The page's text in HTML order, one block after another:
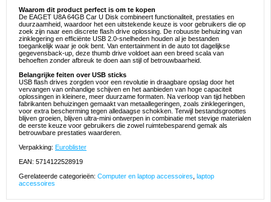
Waarom dit product perfect is om te kopen
De EAGET U8A 64GB Car U Disk combineert functionaliteit, prestaties en
duurzaamheid, waardoor het een uitstekende keuze is voor gebruikers die op
zoek zijn naar een discrete flash drive oplossing. De robuuste behuizing van
zinklegering en efficiënte USB 2.0-snelheden houden al je bestanden
toegankelijk waar je ook bent. Van entertainment in de auto tot dagelijkse
gegevensback-up, deze thumb drive voldoet aan een breed scala van
behoeften zonder afbreuk te doen aan stijl of betrouwbaarheid.
Belangrijke feiten over USB sticks
USB flash drives zorgden voor een revolutie in draagbare opslag door het
vervangen van onhandige schijven en het aanbieden van hoge capaciteit
oplossingen in kleinere, meer duurzame formaten. Na verloop van tijd hebben
fabrikanten behuizingen gemaakt van metaallegeringen, zoals zinklegeringen,
voor extra bescherming tegen alledaagse schokken. Terwijl bestandsgroottes
blijven groeien, blijven ultra-mini ontwerpen in combinatie met stevige materialen
de eerste keuze voor gebruikers die zowel ruimtebesparend gemak als
betrouwbare prestaties waarderen.
Verpakking: Euroblister
EAN: 5714122528919
Gerelateerde categorieën: Computer en laptop accessoires
laptop
accessoires